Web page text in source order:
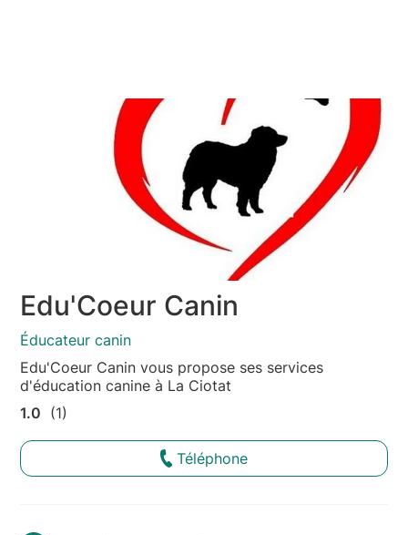
Edu'Coeur Canin
Éducateur canin
Edu'Coeur Canin vous propose ses services
d'éducation canine à La Ciotat
1.0 (1)
Téléphone